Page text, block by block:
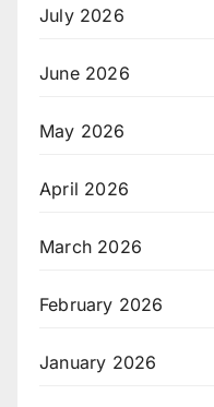
July 2026
June 2026
May 2026
April 2026
March 2026
February 2026
January 2026